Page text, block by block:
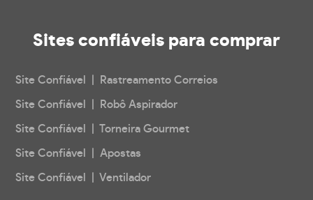
Sites confiáveis para comprar
Site Confiável | Rastreamento Correios
Site Confiável | Robô Aspirador
Site Confiável | Torneira Gourmet
Site Confiável | Apostas
Site Confiável | Ventilador